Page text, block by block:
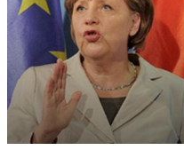
τη θέσπιση ενός
ίδρυσης και
επιχειρήσεων στην
επιχειρηματικού